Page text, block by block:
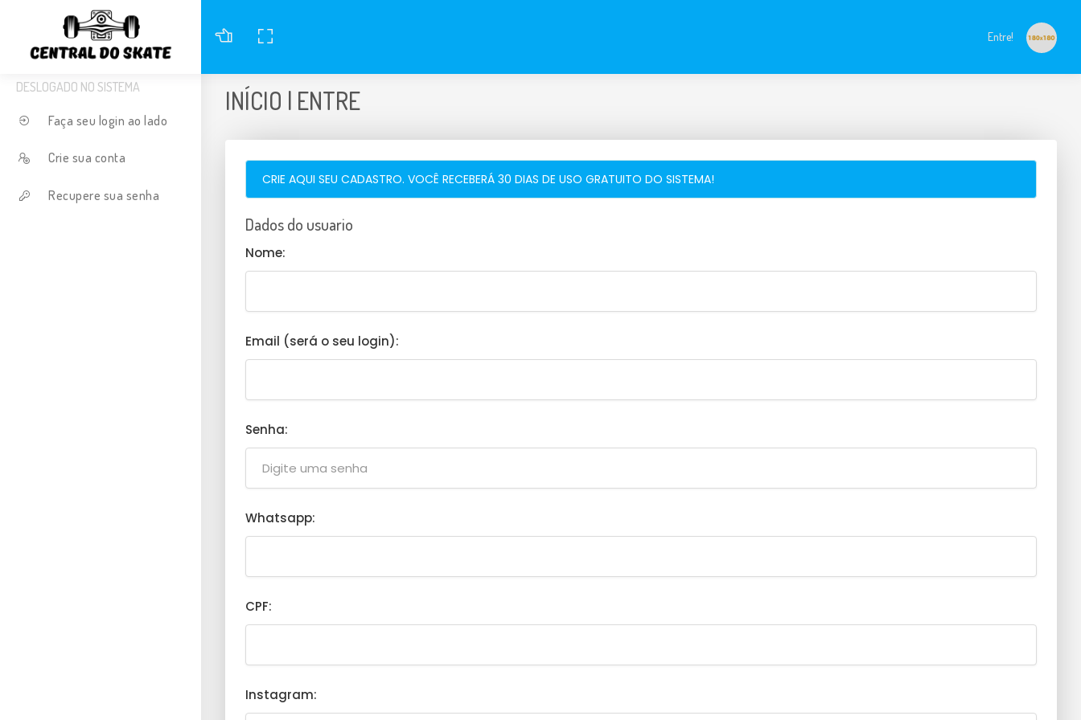
DESLOGADO NO SISTEMA
Faça seu login ao lado
Crie sua conta
Recupere sua senha
Entre!
INÍCIO | ENTRE
CRIE AQUI SEU CADASTRO. VOCÊ RECEBERÁ 30 DIAS DE USO GRATUITO DO SISTEMA!
Dados do usuario
Nome:
Email (será o seu login):
Senha:
Whatsapp:
CPF:
Instagram: